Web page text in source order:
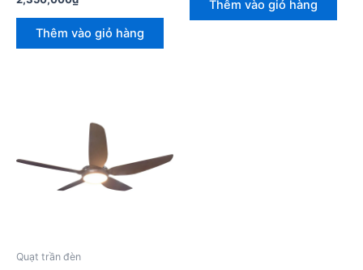
Thêm vào giỏ hàng
2,900,000₫.là:
Thêm vào giỏ hàng
Quạt trần đèn